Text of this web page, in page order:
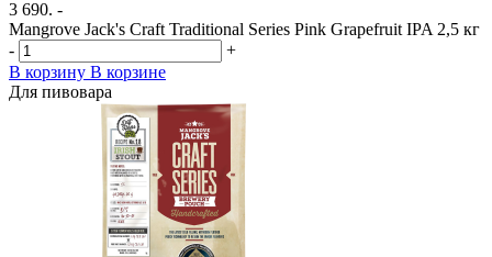
3 690. -
Mangrove Jack's Craft Traditional Series Pink Grapefruit IPA 2,5 кг
-
+
В корзину В корзине
Для пивовара